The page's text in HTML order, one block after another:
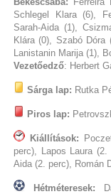
Schlegel Klara (6),
Sarah-Aida (1),
Klára (0), Szabó Dóra
Lanistanin Marija (1),
Vezetőedző: Herbert
Sárga lap: Rutka
Piros lap:
Kiállítások:
perc), Lapos Laura
Aida (2. perc), Román
Hétméteresek: